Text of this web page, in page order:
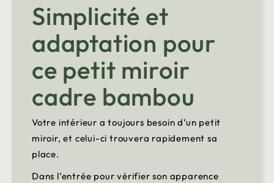
Simplicité et
adaptation pour
ce petit miroir
cadre bambou
Votre intérieur a toujours besoin d’un petit
miroir, et celui-ci trouvera rapidement sa
place.
Dans l’entrée pour vérifier son apparence